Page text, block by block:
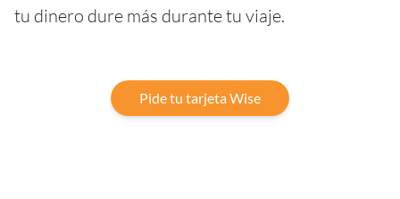
tu dinero dure más durante tu viaje.
Pide tu tarjeta Wise